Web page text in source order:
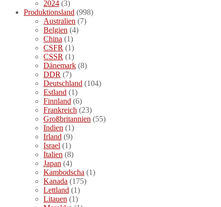
2024 (3)
Produktionsland (998)
Australien (7)
Belgien (4)
China (1)
CSFR (1)
CSSR (1)
Dänemark (8)
DDR (7)
Deutschland (104)
Estland (1)
Finnland (6)
Frankreich (23)
Großbritannien (55)
Indien (1)
Irland (9)
Israel (1)
Italien (8)
Japan (4)
Kambodscha (1)
Kanada (175)
Lettland (1)
Litauen (1)